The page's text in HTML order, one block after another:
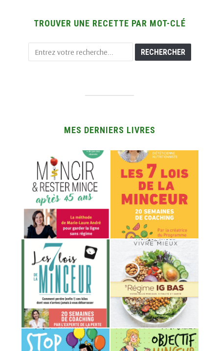
TROUVER UNE RECETTE PAR MOT-CLÉ
MES DERNIERS LIVRES